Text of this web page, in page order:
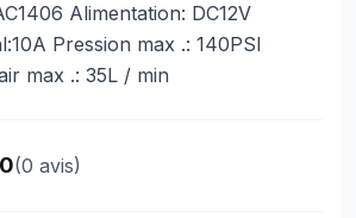
Alimentation: DC12V
Pression max .: 140PSI
max .: 35L / min
(0 avis)